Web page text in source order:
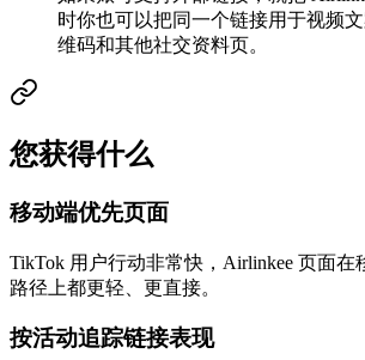
时你也可以把同一个链接用于视频
维码和其他社交资料页。
您获得什么
移动端优先页面
TikTok 用户行动非常快，Airlinkee 页面在
路径上都更轻、更直接。
按活动追踪链接表现